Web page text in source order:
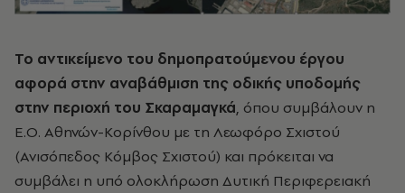
Το αντικείμενο του δημοπρατούμενου έργου
αφορά στην αναβάθμιση της οδικής υποδομής
στην περιοχή του Σκαραμαγκά, όπου συμβάλουν η
Ε.Ο. Αθηνών-Κορίνθου με τη Λεωφόρο Σχιστού
(Ανισόπεδος Κόμβος Σχιστού) και πρόκειται να
συμβάλει η υπό ολοκλήρωση Δυτική Περιφερειακή